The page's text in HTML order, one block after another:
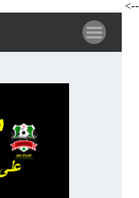
-->